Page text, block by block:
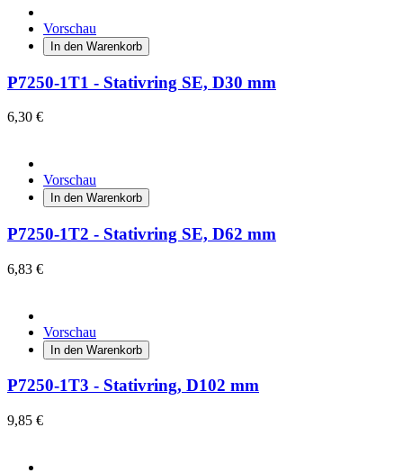
Vorschau
In den Warenkorb
P7250-1T1 - Stativring SE, D30 mm
6,30 €
Vorschau
In den Warenkorb
P7250-1T2 - Stativring SE, D62 mm
6,83 €
Vorschau
In den Warenkorb
P7250-1T3 - Stativring, D102 mm
9,85 €